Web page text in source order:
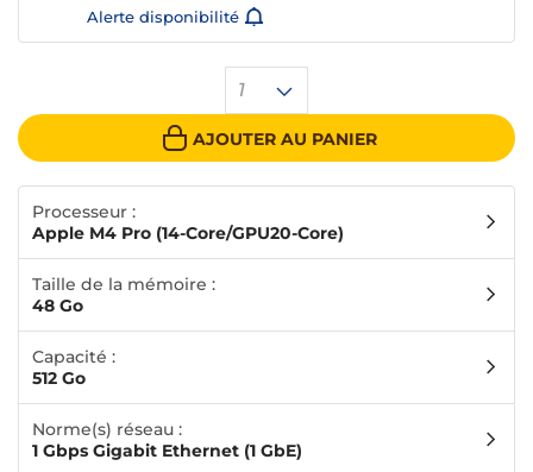
1
AJOUTER AU PANIER
Alerte disponibilité
Processeur :
Apple M4 Pro (14-Core/GPU20-Core)
Taille de la mémoire :
48 Go
Capacité :
512 Go
Norme(s) réseau :
1 Gbps Gigabit Ethernet (1 GbE)